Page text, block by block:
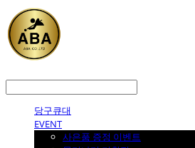
당구큐대
EVENT
사은품 증정 이벤트